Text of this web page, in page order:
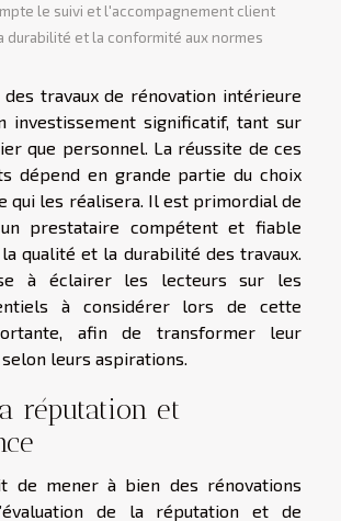
le suivi et l'accompagnement client
durabilité et la conformité aux normes
travaux de rénovation intérieure
investissement significatif, tant sur
que personnel. La réussite de ces
dépend en grande partie du choix
qui les réalisera. Il est primordial de
prestataire compétent et fiable
qualité et la durabilité des travaux.
à éclairer les lecteurs sur les
à considérer lors de cette
afin de transformer leur
leurs aspirations.
réputation et
de mener à bien des rénovations
de la réputation et de